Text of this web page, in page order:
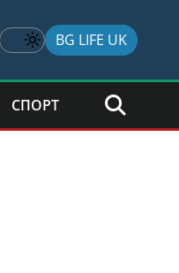
BG LIFE UK
СПОРТ